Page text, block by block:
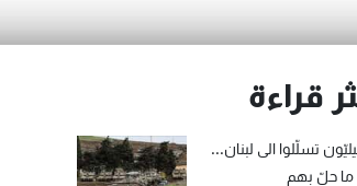
قراءة
تسلّلوا الى لبنان...
ما حلّ بهم